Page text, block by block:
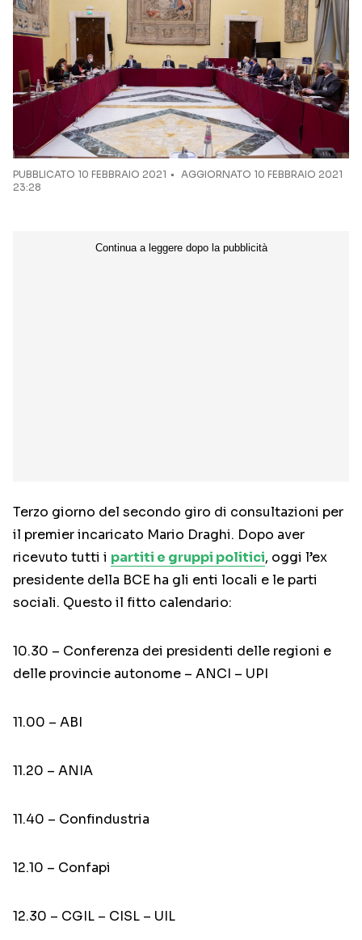
PUBBLICATO 10 FEBBRAIO 2021
AGGIORNATO 10 FEBBRAIO 2021
23:28
Terzo giorno del secondo giro di consultazioni per
il premier incaricato Mario Draghi. Dopo aver
ricevuto tutti i partiti e gruppi politici, oggi l’ex
presidente della BCE ha gli enti locali e le parti
sociali. Questo il fitto calendario:
10.30 – Conferenza dei presidenti delle regioni e
delle provincie autonome – ANCI – UPI
11.00 – ABI
11.20 – ANIA
11.40 – Confindustria
12.10 – Confapi
12.30 – CGIL – CISL – UIL